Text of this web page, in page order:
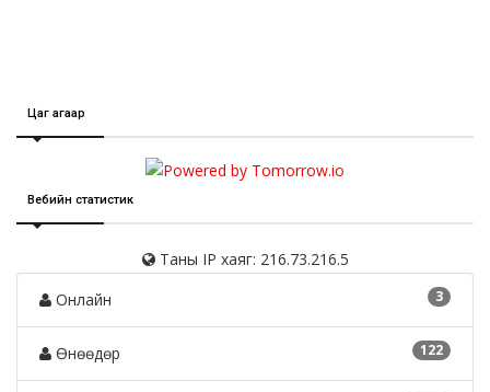
Цаг агаар
Вебийн статистик
Таны IP хаяг: 216.73.216.5
3
Онлайн
122
Өнөөдөр